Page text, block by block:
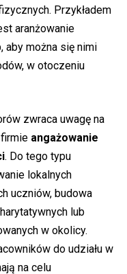
Przykładem
aranżowanie
aby można się nimi
w otoczeniu
zwraca uwagę na
angażowanie
. Do tego typu
lokalnych
uczniów, budowa
lub
w okolicy.
do udziału w
na celu